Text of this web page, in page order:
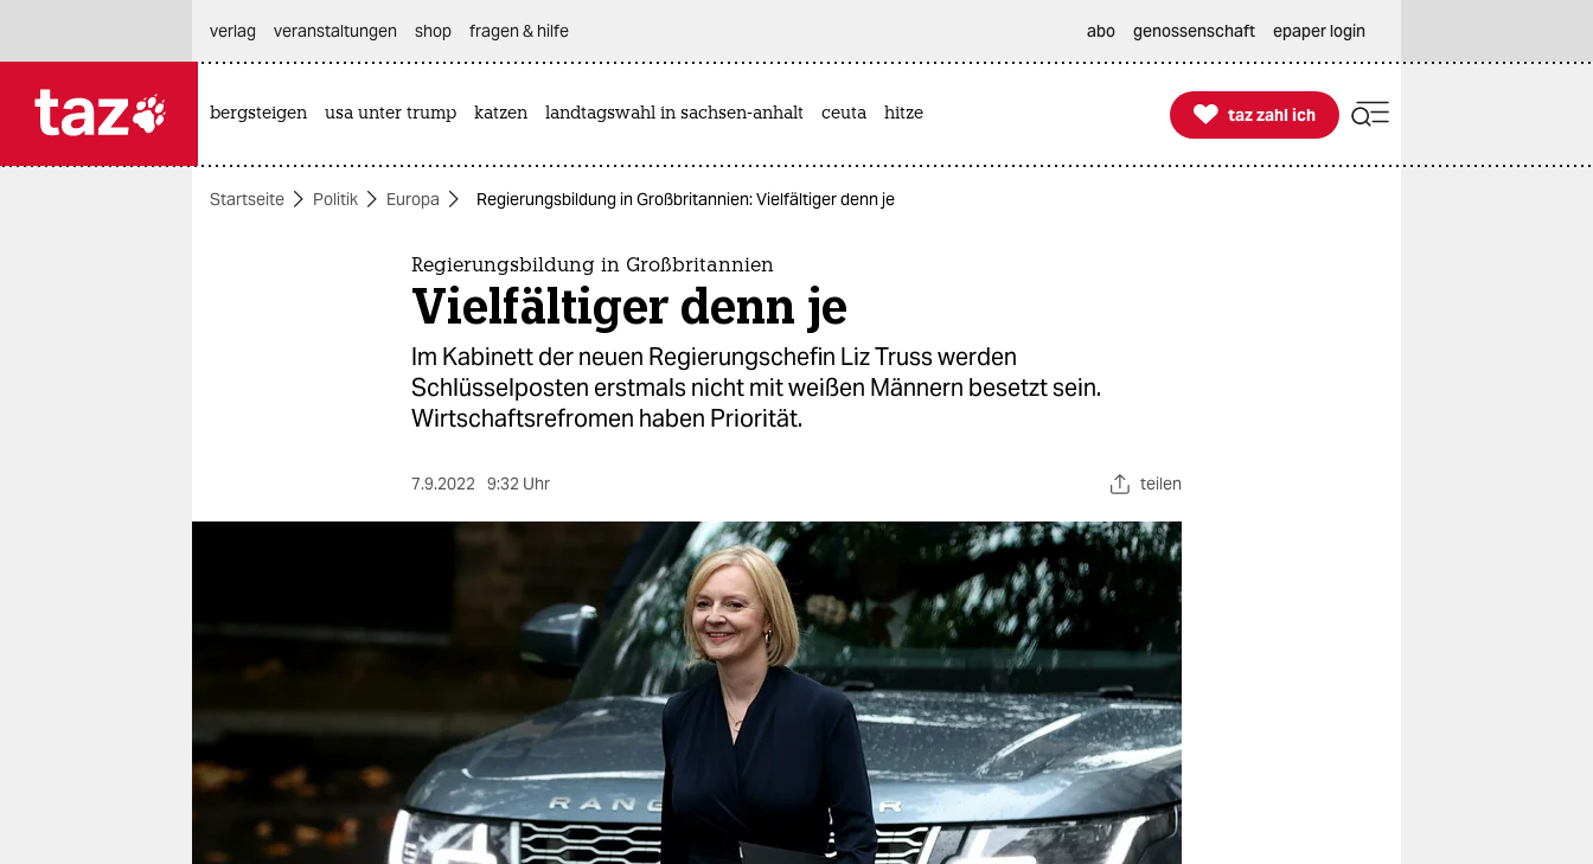
themen
wahrheit
verlag
veranstaltungen
verlag
veranstaltungen shop fragen & hilfe abo genossenschaft epaper login
bergsteigen usa unter trump katzen landtagswahl in sachsen-anhalt ceuta hitze 
taz zahl ich
taz zahl ich
Startseite Politik Europa Regierungsbildung in Großbritannien: Vielfältiger denn je
Regierungsbildung in Großbritannien
Vielfältiger denn je
Im Kabinett der neuen Regierungschefin Liz Truss werden
Schlüsselposten erstmals nicht mit weißen Männern besetzt sein.
Wirtschaftsrefromen haben Priorität.
7.9.2022 9:32 Uhr teilen